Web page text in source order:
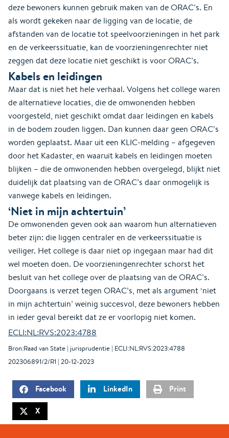
deze bewoners kunnen gebruik maken van de ORAC’s. En
als wordt gekeken naar de ligging van de locatie, de
afstanden van de locatie tot speelvoorzieningen in het park
en de verkeerssituatie, kan de voorzieningenrechter niet
zeggen dat deze locatie niet geschikt is voor ORAC’s.
Kabels en leidingen
Maar dat is niet het hele verhaal. Volgens het college waren
de alternatieve locaties, die de omwonenden hebben
voorgesteld, niet geschikt omdat daar leidingen en kabels
in de bodem zouden liggen. Dan kunnen daar geen ORAC’s
worden geplaatst. Maar uit een KLIC-melding – afgegeven
door het Kadaster, en waaruit kabels en leidingen moeten
blijken – die de omwonenden hebben overgelegd, blijkt niet
duidelijk dat plaatsing van de ORAC’s daar onmogelijk is
vanwege kabels en leidingen.
‘Niet in mijn achtertuin’
De omwonenden geven ook aan waarom hun alternatieven
beter zijn: die liggen centraler en de verkeerssituatie is
veiliger. Het college is daar niet op ingegaan maar had dit
wel moeten doen. De voorzieningenrechter schorst het
besluit van het college over de plaatsing van de ORAC’s.
Doorgaans is verzet tegen ORAC’s, met als argument ‘niet
in mijn achtertuin’ weinig succesvol, deze bewoners hebben
in ieder geval bereikt dat ze er voorlopig niet komen.
ECLI:NL:RVS:2023:4788
Bron:Raad van State | jurisprudentie | ECLI:NL:RVS:2023:4788
202306891/2/R1 | 20-12-2023
Facebook LinkedIn Print
X